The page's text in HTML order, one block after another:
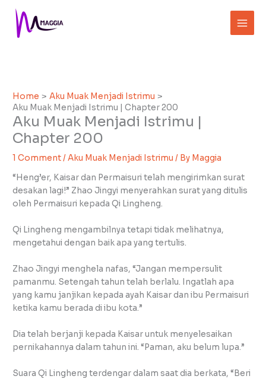
content
Home
Aku Muak Menjadi Istrimu
Aku Muak Menjadi Istrimu | Chapter 200
Aku Muak Menjadi Istrimu |
Chapter 200
1 Comment/Aku Muak Menjadi Istrimu / By Maggia
“Heng’er, Kaisar dan Permaisuri telah mengirimkan surat
desakan lagi!” Zhao Jingyi menyerahkan surat yang ditulis
oleh Permaisuri kepada Qi Lingheng.
Qi Lingheng mengambilnya tetapi tidak melihatnya,
mengetahui dengan baik apa yang tertulis.
Zhao Jingyi menghela nafas, “Jangan mempersulit
pamanmu. Setengah tahun telah berlalu. Ingatlah apa
yang kamu janjikan kepada ayah Kaisar dan ibu Permaisuri
ketika kamu berada di ibu kota.”
Dia telah berjanji kepada Kaisar untuk menyelesaikan
pernikahannya dalam tahun ini. “Paman, aku belum lupa.”
Suara Qi Lingheng terdengar dalam saat dia berkata, “Beri